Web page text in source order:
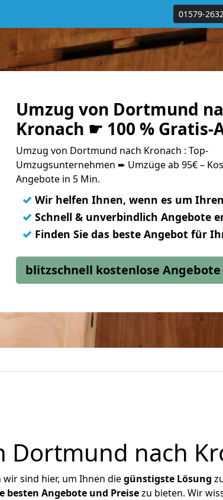
01579-
Umzug von Dortmund
Kronach ☛ 100 % Gratis-
Umzug von Dortmund nach Kronach : Top-
Umzugsunternehmen ➨ Umzüge ab 95€ –
Angebote in 5 Min.
✓ Wir helfen Ihnen, wenn es um
✓ Schnell & unverbindlich Angebote
✓ Finden Sie das beste Angebot für
blitzschnell kostenlose
nach
sind hier, um Ihnen diegünstigste Lösung
besten Angebote und Preisezu bieten. Wir